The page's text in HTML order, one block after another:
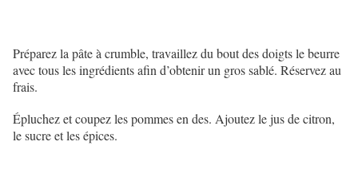
Préparez la pâte à crumble, travaillez du bout des doigts le beurre
avec tous les ingrédients afin d’obtenir un gros sablé. Réservez au
frais.
Épluchez et coupez les pommes en des. Ajoutez le jus de citron,
le sucre et les épices.